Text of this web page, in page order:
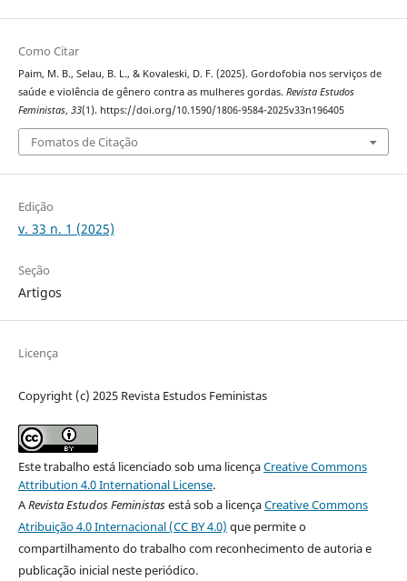
Como Citar
Paim, M. B., Selau, B. L., & Kovaleski, D. F. (2025). Gordofobia nos serviços de
saúde e violência de gênero contra as mulheres gordas. Revista Estudos
Feministas, 33(1). https://doi.org/10.1590/1806-9584-2025v33n196405
Fomatos de Citação
Edição
v. 33 n. 1 (2025)
Seção
Artigos
Licença
Copyright (c) 2025 Revista Estudos Feministas
Este trabalho está licenciado sob uma licençaCreative Commons
Attribution 4.0 International License.
ARevista Estudos Feministasestá sob a licençaCreative Commons
Atribuição 4.0 Internacional (CC BY 4.0) que permite o
compartilhamento do trabalho com reconhecimento de autoria e
publicação inicial neste periódico.